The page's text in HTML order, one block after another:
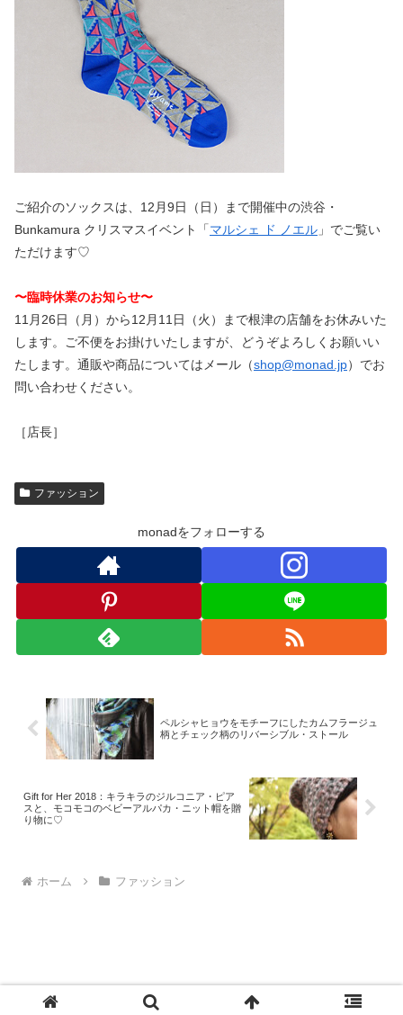
ご紹介のソックスは、12月9日（日）まで開催中の渋谷・
Bunkamura クリスマスイベント「マルシェ ド ノエル 」でご覧い
ただけます♡
〜臨時休業のお知らせ〜
11月26日（月）から12月11日（火）まで根津の店舗をお休みいた
します。ご不便をお掛けいたしますが、どうぞよろしくお願いい
たします。通販や商品についてはメール（shop@monad.jp）でお
問い合わせください。
［店長］
ファッション
monadをフォローする
ペルシャヒョウをモチーフにしたカムフラージュ
柄とチェック柄のリバーシブル・ストール
Gift for Her 2018：キラキラのジルコニア・ピア
スと、モコモコのベビーアルパカ・ニット帽を贈
り物に♡
ホーム ファッション
© 2008-2026 monad.